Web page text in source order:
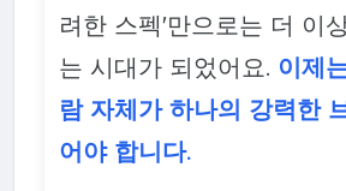
려한 스펙'만으로는 더 이
는 시대가 되었어요. 이제
람 자체가 하나의 강력한
어야 합니다.